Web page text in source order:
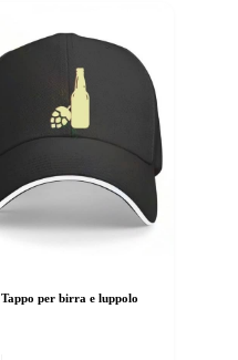
Tappo per birra e luppolo